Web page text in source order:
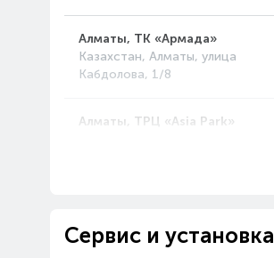
Алматы, ТК «Армада»
Казахстан, Алматы, улица
Кабдолова, 1/8
Алматы, ТРЦ «Asia Park»
Рихарда Зорге, 18/4
Сервис и установка